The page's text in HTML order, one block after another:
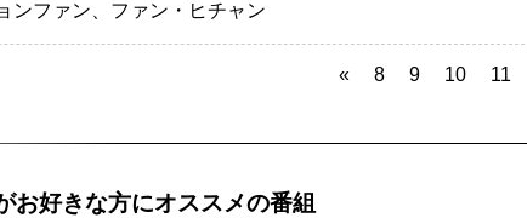
ンファン、ファン・ヒチャン
« 8 9 10 11
お好きな方にオススメの番組